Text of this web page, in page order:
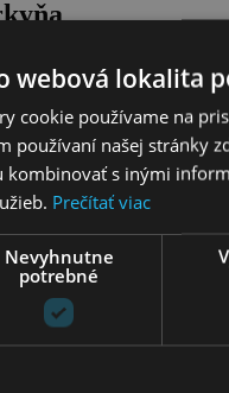
v jedinom kuse
odolá
Queen Collagen Bikini
webová lokalita
cookie používame na
používaní našej stránky
kombinovať s inými
Prečítať viac
Nevyhnutne
potrebné